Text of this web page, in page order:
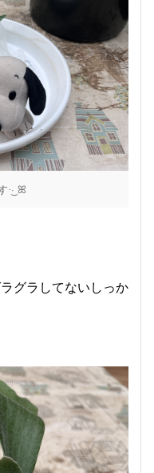
·͜· ꕤ︎︎
グラしてないしっか